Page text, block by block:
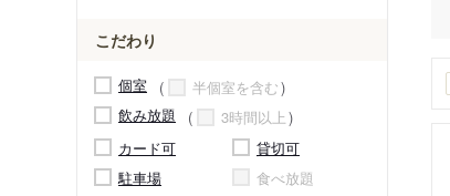
こだわり
個室
半個室を含む
飲み放題
3時間以上
カード可
貸切可
駐車場
食べ放題